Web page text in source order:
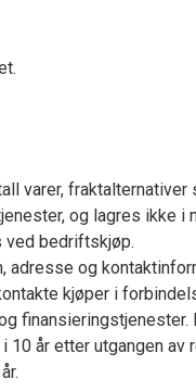
varer,
og lagres ikke
ved bedriftskjøp.
og
kjøper i
år etter utgangen av